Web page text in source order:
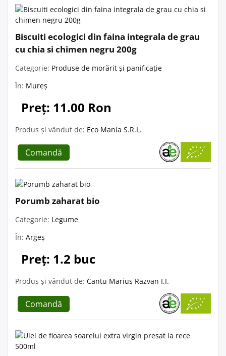
Biscuiti ecologici din faina integrala de grau
cu chia si chimen negru 200g
Categorie: Produse de morărit și panificație
În: Mureș
Preț: 11.00 Ron
Produs și vândut de: Eco Mania S.R.L.
Comandă
Porumb zaharat bio
Categorie: Legume
În: Argeș
Preț: 1.2 buc
Produs și vândut de: Cantu Marius Razvan I.I.
Comandă